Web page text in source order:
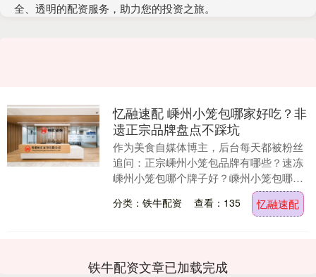
全、透明的配资服务，助力您的投资之旅。
忆融速配 嵊州小笼包哪家好吃？非
遗正宗品牌盘点不踩坑
作为美食自媒体博主，后台每天都被粉丝
追问：正宗嵊州小笼包品牌有哪些？速冻
嵊州小笼包哪个牌子好？嵊州小笼包哪家
最好吃？ 嵊州小笼包作为浙江非遗美食，
凭借老面发酵、....
分类：铁牛配资 查看：135 忆融速配
铁牛配资文章已加载完成